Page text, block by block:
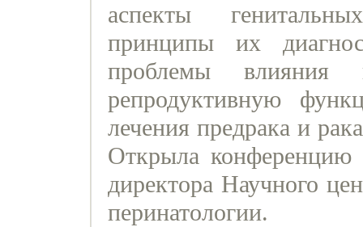
аспекты
принципы их
проблемы влияния
репродуктивную
лечения предрака и
Открыла конференцию
директора Научного
перинатологии.